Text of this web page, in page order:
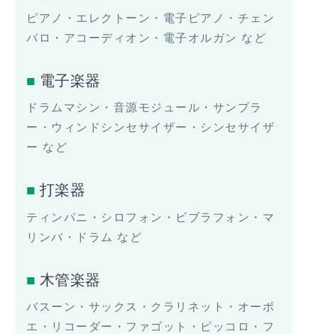
ピアノ・エレクトーン・電子ピアノ・チェン
バロ・アコーディオン・電子オルガン など
電子楽器
ドラムマシン・音源モジュール・サンプラ
ー・ウィンドシンセサイザー・シンセサイザ
ー など
打楽器
ティンパニ・シロフォン・ビブラフォン・マ
リンバ・ドラム など
木管楽器
バスーン・サックス・クラリネット・オーボ
エ・リコーダー・ファゴット・ピッコロ・フ